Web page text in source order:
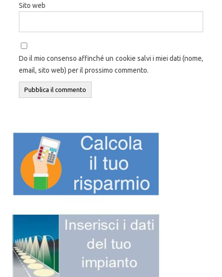
Sito web
Do il mio consenso affinché un cookie salvi i miei dati (nome,
email, sito web) per il prossimo commento.